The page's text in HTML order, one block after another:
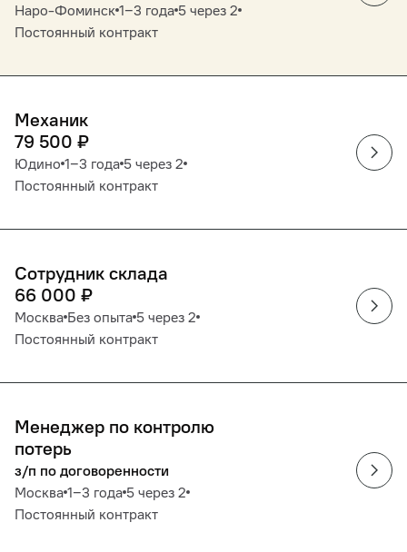
Наро-Фоминск 1‒3 года 5 через 2
Постоянный контракт
Механик
79 500 ₽
Юдино 1‒3 года 5 через 2
Постоянный контракт
Сотрудник склада
66 000 ₽
Москва Без опыта 5 через 2
Постоянный контракт
Менеджер по контролю
потерь
з/п по договоренности
Москва 1‒3 года 5 через 2
Постоянный контракт